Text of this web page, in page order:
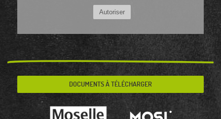
Autoriser
DOCUMENTS À TÉLÉCHARGER